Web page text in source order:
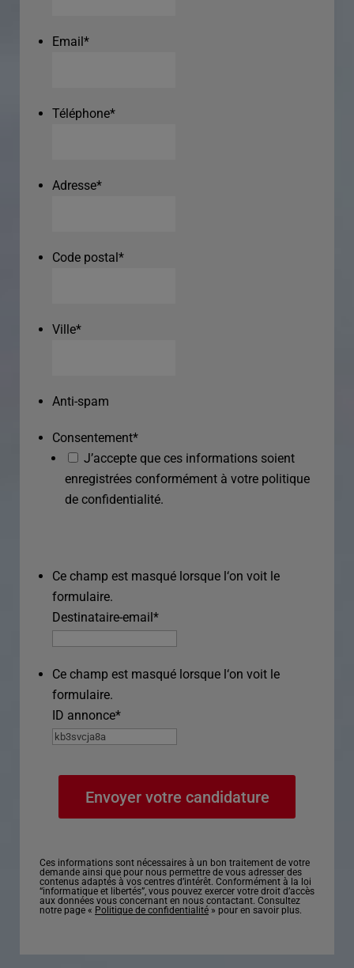
Email*
Téléphone*
Adresse*
Code postal*
Ville*
Anti-spam
Consentement*
J’accepte que ces informations soient
enregistrées conformément à votre politique
de confidentialité.
Ce champ est masqué lorsque l‘on voit le
formulaire.
Destinataire-email*
Ce champ est masqué lorsque l‘on voit le
formulaire.
ID annonce*
Ces informations sont nécessaires à un bon traitement de votre
demande ainsi que pour nous permettre de vous adresser des
contenus adaptés à vos centres d’intérêt. Conformément à la loi
“informatique et libertés”, vous pouvez exercer votre droit d’accès
aux données vous concernant en nous contactant. Consultez
notre page « Politique de confidentialité » pour en savoir plus.